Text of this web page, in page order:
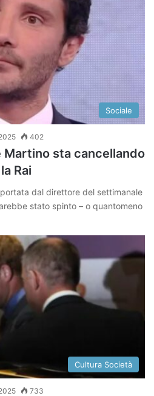
Sociale
402
Martino sta cancellando
Rai
dal direttore del settimanale
stato spinto – o quantomeno
Cultura Società
733